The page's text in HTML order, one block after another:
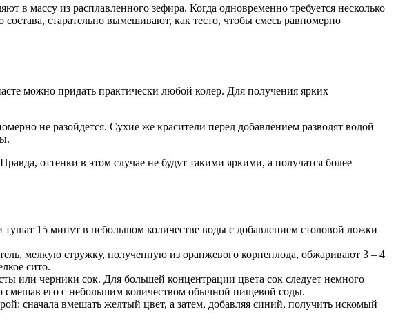
в массу из расплавленного зефира. Когда одновременно требуется несколько
старательно вымешивают, как тесто, чтобы смесь равномерно
можно придать практически любой колер. Для получения ярких
не разойдется. Сухие же красители перед добавлением разводят водой
оттенки в этом случае не будут такими яркими, а получатся более
15 минут в небольшом количестве воды с добавлением столовой ложки
мелкую стружку, полученную из оранжевого корнеплода, обжаривают 3 – 4
сито.
или черники сок. Для большей концентрации цвета сок следует немного
смешав его с небольшим количеством обычной пищевой соды.
сначала вмешать желтый цвет, а затем, добавляя синий, получить искомый